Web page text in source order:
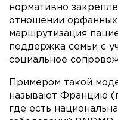
нормативно
отношении орфанных
маршрутизация
поддержка семьи с
социальное
Примером такой
называют Францию
где есть